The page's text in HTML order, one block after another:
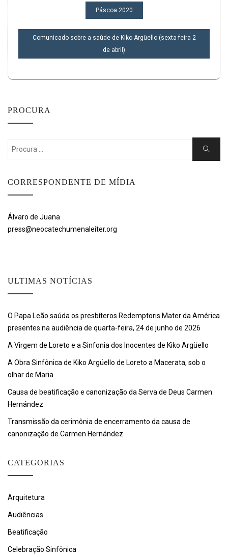
POST
Páscoa 2020
Comunicado sobre a saúde de Kiko Argüello (sexta-feira 2
de abril)
PROCURA
Search
Search
CORRESPONDENTE DE MÍDIA
Álvaro de Juana
press@neocatechumenaleiter.org
ULTIMAS NOTÍCIAS
O Papa Leão saúda os presbíteros Redemptoris Mater da América
presentes na audiência de quarta-feira, 24 de junho de 2026
A Virgem de Loreto e a Sinfonia dos Inocentes de Kiko Argüello
A Obra Sinfônica de Kiko Argüello de Loreto a Macerata, sob o
olhar de Maria
Causa de beatificação e canonização da Serva de Deus Carmen
Hernández
Transmissão da cerimônia de encerramento da causa de
canonização de Carmen Hernández
CATEGORIAS
Arquitetura
Audiências
Beatificação
Celebração Sinfônica